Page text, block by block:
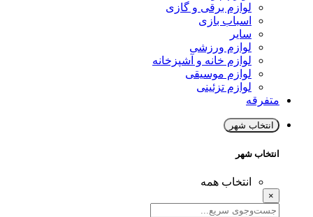
لوازم برقی و گازی
اسباب بازی
سایر
لوازم ورزشی
لوازم خانه و آشپزخانه
لوازم موسیقی
لوازم تزئینی
متفرقه
انتخاب شهر
انتخاب شهر
انتخاب همه
×